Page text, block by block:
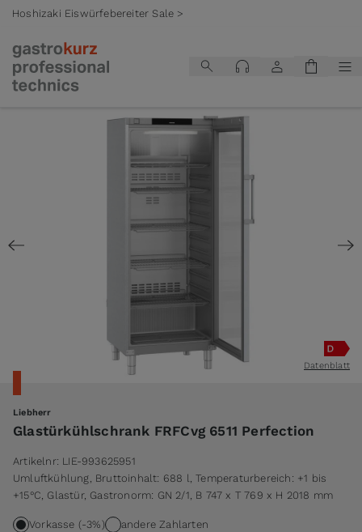
Hoshizaki Eiswürfebereiter Sale >
Datenblatt
Liebherr
Glastürkühlschrank FRFCvg 6511 Perfection
Artikelnr: LIE-993625951
Umluftkühlung, Bruttoinhalt: 688 l, Temperaturbereich: +1 bis
+15°C, Glastür, Gastronorm: GN 2/1, B 747 x T 769 x H 2018 mm
Vorkasse (-3%) andere Zahlarten